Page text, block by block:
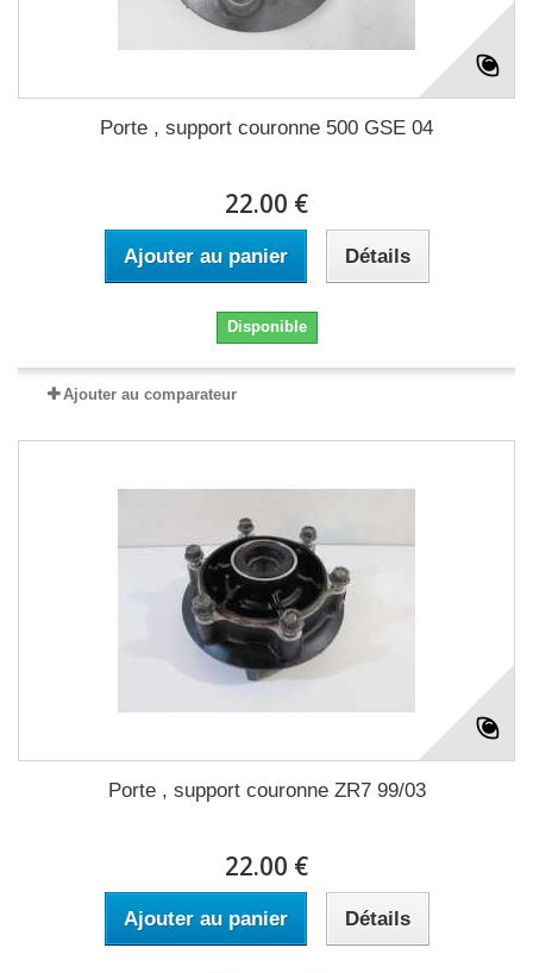
Porte , support couronne 500 GSE 04
22.00 €
Ajouter au panier Détails
Disponible
Ajouter au comparateur
Porte , support couronne ZR7 99/03
22.00 €
Ajouter au panier Détails